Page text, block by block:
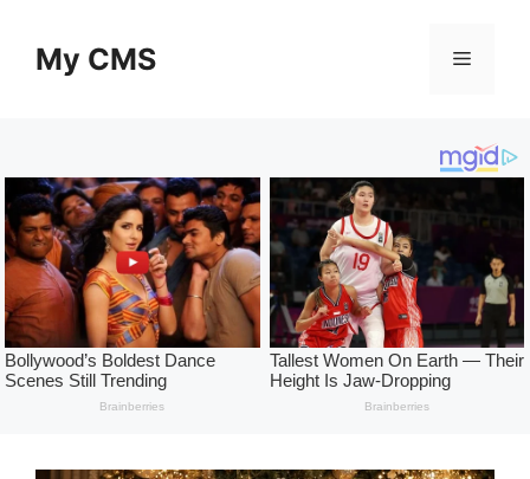
contentMy CMS Menu